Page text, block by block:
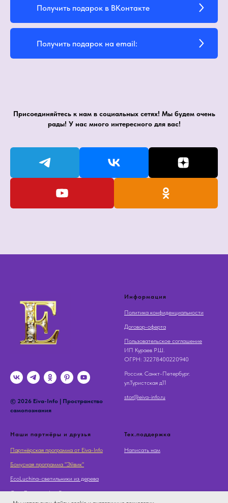
Получить подарок в ВКонтакте
Получить подарок на email:
Присоединяйтесь к нам в социальных сетях! Мы будем очень
рады! У нас много интересного для вас!
© 2026 Eiva-Info | Пространство
самопознания
Информация
Политика конфиденциальности
Договор-оферта
Пользовательское соглашение
ИП Кураев Р.Ш.
OГРН: 32278400220940
Россия. Санкт-Петербург.
ул.Туристская д11
stor@eiva-info.ru
Наши партнёры и друзья
Партнёрская программа от Eiva-Info
Бонусная программа "Эйвик"
EcoLuchina-светильники из дерева
Суть Дерева - Арт Галерея
Тех.поддержка
Написать нам